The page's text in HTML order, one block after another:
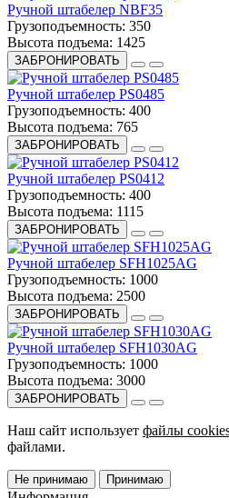
Ручной штабелер NBF35
Грузоподъемность: 350
Высота подъема: 1425
ЗАБРОНИРОВАТЬ
Ручной штабелер PS0485
Грузоподъемность: 400
Высота подъема: 765
ЗАБРОНИРОВАТЬ
Ручной штабелер PS0412
Грузоподъемность: 400
Высота подъема: 1115
ЗАБРОНИРОВАТЬ
Ручной штабелер SFH1025AG
Грузоподъемность: 1000
Высота подъема: 2500
ЗАБРОНИРОВАТЬ
Ручной штабелер SFH1030AG
Грузоподъемность: 1000
Высота подъема: 3000
ЗАБРОНИРОВАТЬ
Наш сайт использует файлы
файлами.
Не принимаю Принимаю